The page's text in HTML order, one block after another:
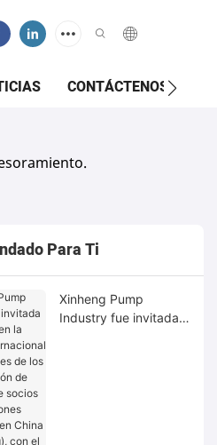
CONTÁCTENOS
Para Ti
Xinheng Pump
Industry fue invitada a